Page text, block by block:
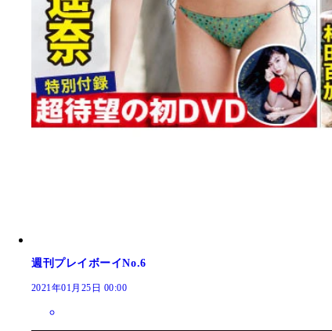
週刊プレイボーイNo.6
2021年01月25日 00:00